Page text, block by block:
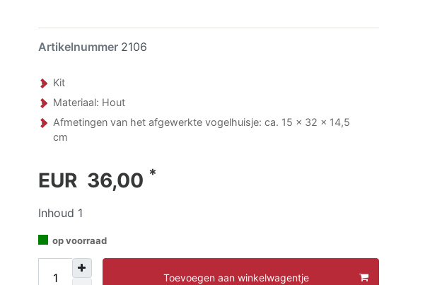
Artikelnummer 2106
Kit
Materiaal: Hout
Afmetingen van het afgewerkte vogelhuisje: ca. 15 x 32 x 14,5
cm
EUR 36,00 *
Inhoud 1
op voorraad
Toevoegen aan winkelwagentje